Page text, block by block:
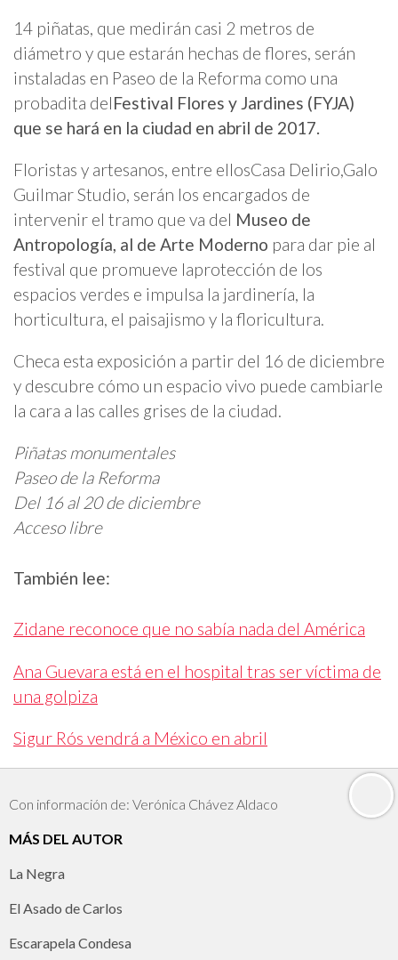
14 piñatas, que medirán casi 2 metros de
diámetro y que estarán hechas de flores, serán
instaladas en Paseo de la Reforma como una
probadita delFestival Flores y Jardines (FYJA)
que se hará en la ciudad en abril de 2017.
Floristas y artesanos, entre ellosCasa Delirio,Galo
Guilmar Studio, serán los encargados de
intervenir el tramo que va del Museo de
Antropología, al de Arte Moderno para dar pie al
festival que promueve laprotección de los
espacios verdes e impulsa la jardinería, la
horticultura, el paisajismo y la floricultura.
Checa esta exposición a partir del 16 de diciembre
y descubre cómo un espacio vivo puede cambiarle
la cara a las calles grises de la ciudad.
Piñatas monumentales
Paseo de la Reforma
Del 16 al 20 de diciembre
Acceso libre
También lee:
Zidane reconoce que no sabía nada del América
Ana Guevara está en el hospital tras ser víctima de
una golpiza
Sigur Rós vendrá a México en abril
Con información de: Verónica Chávez Aldaco
MÁS DEL AUTOR
La Negra
El Asado de Carlos
Escarapela Condesa